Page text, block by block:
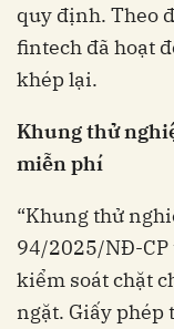
quy định. Theo
fintech đã hoạt
khép lại.
Khungthửn
miễnphí
“Khung thử
94/2025/NĐ-CP
kiểm soát chặt
ngặt. Giấy